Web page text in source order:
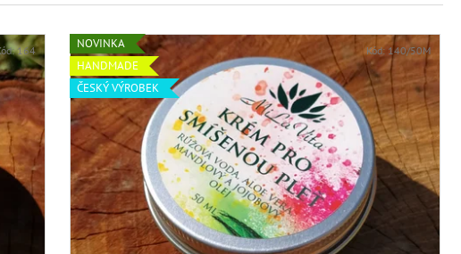
164
NOVINKA
HANDMADE
ČESKÝ VÝROBEK
Kód: 140/50M